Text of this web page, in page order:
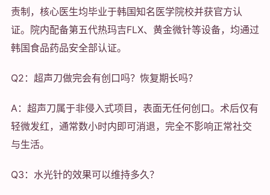
责制，核心医生均毕业于韩国知名医学院校并获官方认
证。院内配备第五代热玛吉FLX、黄金微针等设备，均通过
韩国食品药品安全部认证。
Q2：超声刀做完会有创口吗？恢复期长吗？
A：超声刀属于非侵入式项目，表面无任何创口。术后仅有
轻微发红，通常数小时内即可消退，完全不影响正常社交
与生活。
Q3：水光针的效果可以维持多久？